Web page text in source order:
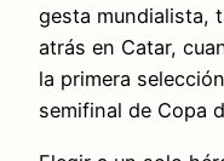
gesta mundialista,
atrás en Catar,
la primera
semifinal de Copa